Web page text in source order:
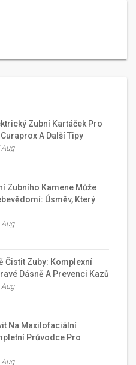
Zubní Kartáček Pro
A Další Tipy
Aug
Zubního Kamene Může
Úsměv, Který
Aug
Čistit Zuby: Komplexní
Dásně A Prevenci Kazů
Aug
Na Maxilofaciální
Průvodce Pro
Aug